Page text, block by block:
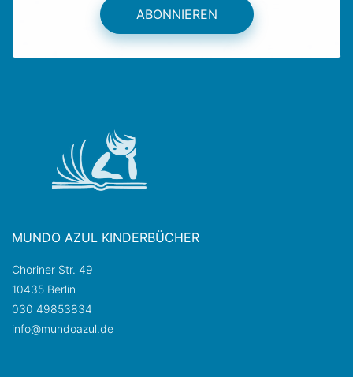
ABONNIEREN
MUNDO AZUL KINDERBÜCHER
Choriner Str. 49
10435 Berlin
030 49853834
info@mundoazul.de